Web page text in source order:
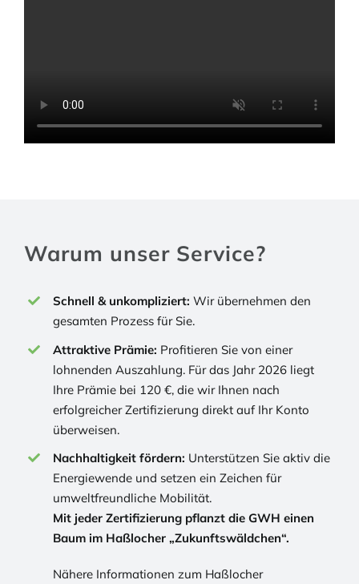
Warum unser Service?
Schnell & unkompliziert: Wir übernehmen den
gesamten Prozess für Sie.
Attraktive Prämie: Profitieren Sie von einer
lohnenden Auszahlung. Für das Jahr 2026 liegt
Ihre Prämie bei 120 €, die wir Ihnen nach
erfolgreicher Zertifizierung direkt auf Ihr Konto
überweisen.
Nachhaltigkeit fördern: Unterstützen Sie aktiv die
Energiewende und setzen ein Zeichen für
umweltfreundliche Mobilität.
Mit jeder Zertifizierung pflanzt die GWH einen
Baum im Haßlocher „Zukunftswäldchen“.
Nähere Informationen zum Haßlocher